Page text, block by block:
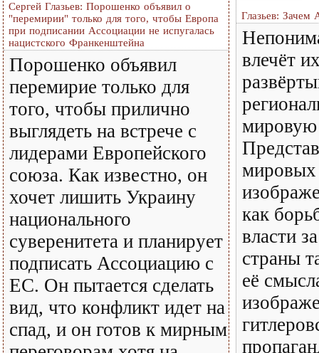
Сергей Глазьев: Порошенко объявил о
"перемирии" только для того, чтобы Европа
при подписании Ассоциации не испугалась
нацистского Франкенштейна
Порошенко объявил
перемирие только для
того, чтобы прилично
выглядеть на встрече с
лидерами Европейского
союза. Как известно, он
хочет лишить Украину
национального
суверенитета и планирует
подписать Ассоциацию с
ЕС. Он пытается сделать
вид, что конфликт идет на
спад, и он готов к мирным
Глазьев: Зачем
влечёт
мировую
как
власти
страны
её